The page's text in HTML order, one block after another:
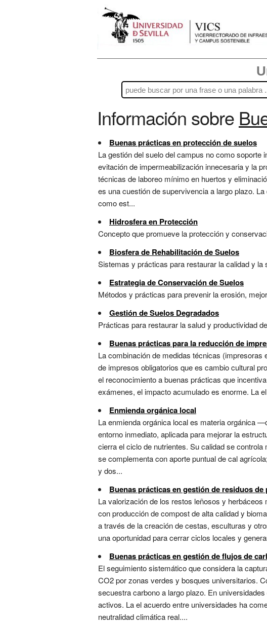
Información sobre
Buenas prácticas en protección de suelos
La gestión del suelo del campus no como
evitación de impermeabilización innecesaria y la
técnicas de laboreo mínimo en huertos y
es una cuestión de supervivencia a largo plazo.
como est...
Hidrosfera en Protección
Concepto que promueve la protección y
Biosfera de Rehabilitación de Suelos
Sistemas y prácticas para restaurar la calidad y
Estrategia de Conservación de Suelos
Métodos y prácticas para prevenir la erosión,
Gestión de Suelos Degradados
Prácticas para restaurar la salud y productividad
Buenas prácticas para la reducción de
La combinación de medidas técnicas
de impresos obligatorios que es cambio cultural
el reconocimiento a buenas prácticas que
exámenes, el impacto acumulado es enorme. La
Enmienda orgánica local
La enmienda orgánica local es materia orgánica
entorno inmediato, aplicada para mejorar la
cierra el ciclo de nutrientes. Su calidad se
se complementa con aporte puntual de cal
y dos...
Buenas prácticas en gestión de residuos de
La valorización de los restos leñosos y
con producción de compost de alta calidad y
a través de la creación de cestas, esculturas y
una oportunidad para cerrar ciclos locales y
Buenas prácticas en gestión de flujos de
El seguimiento sistemático que considera la
CO2 por zonas verdes y bosques universitarios.
secuestra carbono a largo plazo. En
activos. La el acuerdo entre universidades ha
neutralidad climática real....